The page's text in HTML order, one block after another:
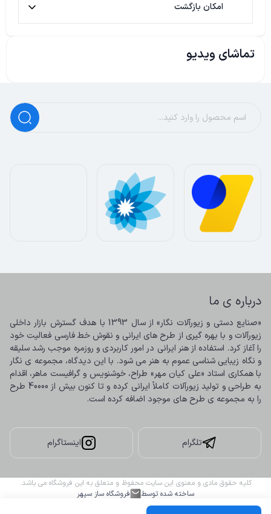
امکان بازگشت
تماشای ویدیو
درباره ی ما
را به مجموعه ی طرح های موجود اضافه کرده است.
تلگرام اینستاگرام
کلیه حقوق مادی و معنوی این سایت محفوظ و متعلق به این فروشگاه می باشد.
ساخته شده توسط
فروشگاه ساز سپهر